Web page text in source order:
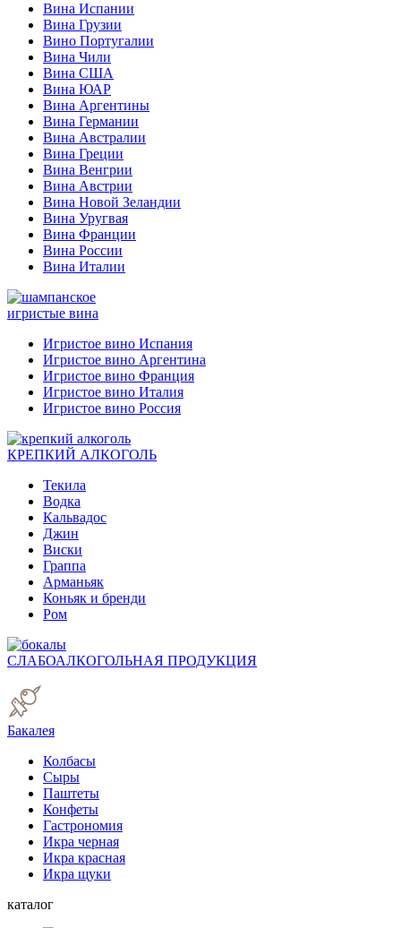
Вина Испании
Вина Грузии
Вино Португалии
Вина Чили
Вина США
Вина ЮАР
Вина Аргентины
Вина Германии
Вина Австралии
Вина Греции
Вина Венгрии
Вина Австрии
Вина Новой Зеландии
Вина Уругвая
Вина Франции
Вина России
Вина Италии
игристые вина
Игристое вино Испания
Игристое вино Аргентина
Игристое вино Франция
Игристое вино Италия
Игристое вино Россия
КРЕПКИЙ АЛКОГОЛЬ
Текила
Водка
Кальвадос
Джин
Виски
Граппа
Арманьяк
Коньяк и бренди
Ром
СЛАБОАЛКОГОЛЬНАЯ ПРОДУКЦИЯ
Бакалея
Колбасы
Сыры
Паштеты
Конфеты
Гастрономия
Икра черная
Икра красная
Икра щуки
каталог